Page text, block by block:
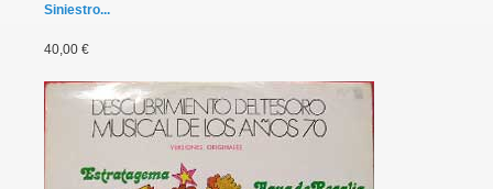
Siniestro...
40,00 €